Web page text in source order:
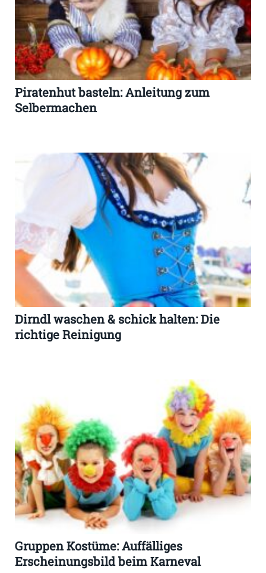
Piratenhut basteln: Anleitung zum
Selbermachen
Dirndl waschen & schick halten: Die
richtige Reinigung
Gruppen Kostüme: Auffälliges
Erscheinungsbild beim Karneval